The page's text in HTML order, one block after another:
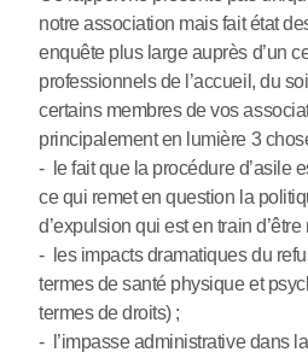
notre association mais fait état
enquête plus large auprès d’un
professionnels de l’accueil, du
certains membres de vos
principalement en lumière 3
- le fait que la procédure d’asile
ce qui remet en question la
d’expulsion qui est en train
- les impacts dramatiques du
termes de santé physique et
termes de droits) ;
- l’impasse administrative dans